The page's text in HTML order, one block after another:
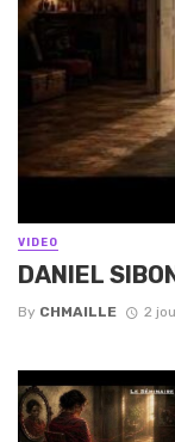
VIDEO
DANIEL
By CHMAILLE 2